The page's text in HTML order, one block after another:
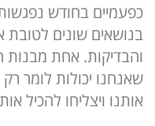
כפעמיים בחודש
בנושאים שונים
והבדיקות. אחת
שאנחנו יכולות לומר
אותנו ויצליחו להכיל